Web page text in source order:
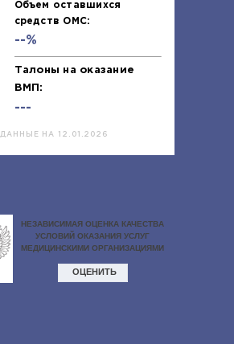
Объем оставшихся
средств ОМС:
--%
Талоны на оказание
ВМП:
---
ДАННЫЕ НА 12.01.2026